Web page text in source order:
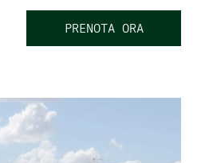
PRENOTA ORA